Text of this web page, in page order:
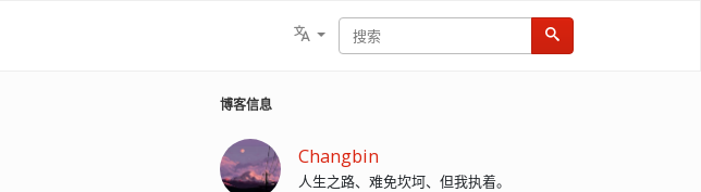
博客信息
Changbin
人生之路、难免坎坷、但我执着。